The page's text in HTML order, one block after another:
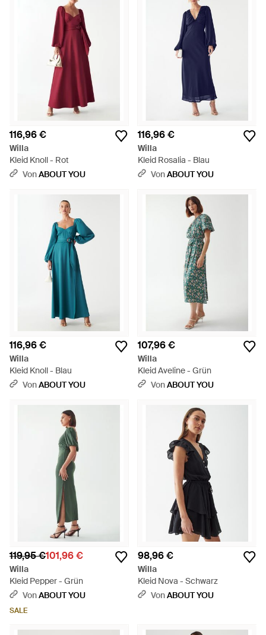
116,96 €
Willa
Kleid Knoll - Rot
VonABOUT YOU
116,96 €
Willa
Kleid Rosalia - Blau
VonABOUT YOU
116,96 €
Willa
Kleid Knoll - Blau
VonABOUT YOU
107,96 €
Willa
Kleid Aveline - Grün
VonABOUT YOU
119,95 €101,96 €
Willa
Kleid Pepper - Grün
VonABOUT YOU
SALE
98,96 €
Willa
Kleid Nova - Schwarz
VonABOUT YOU